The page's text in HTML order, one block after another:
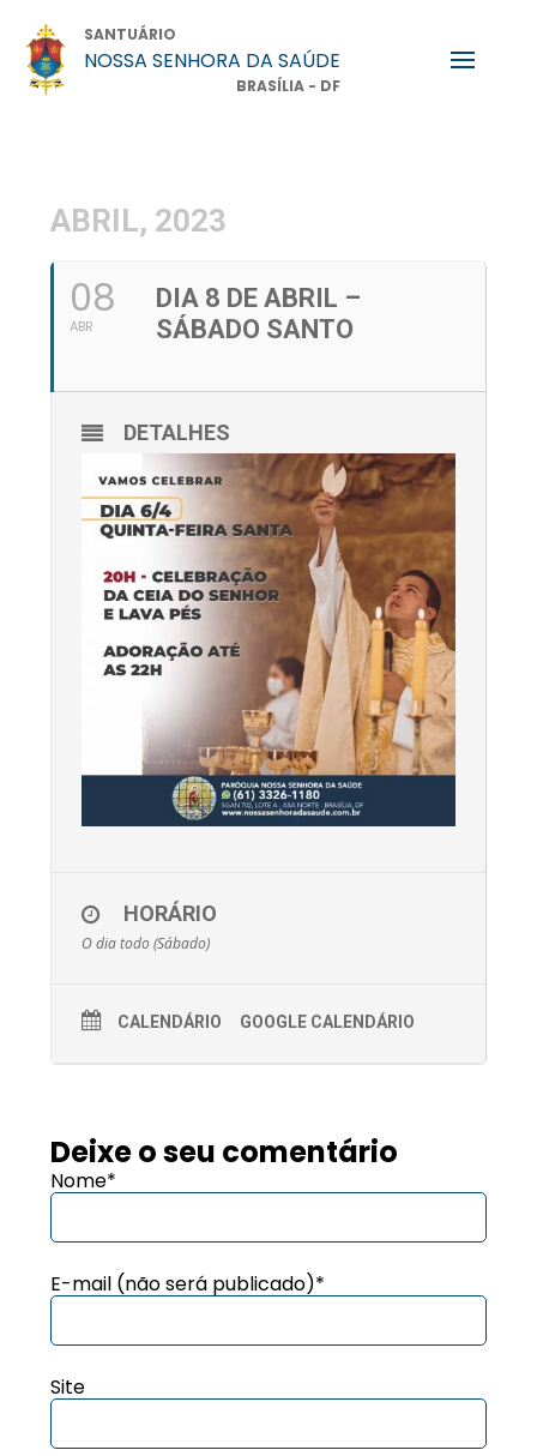
SANTUÁRIO
NOSSA SENHORA DA SAÚDE
BRASÍLIA - DF
ABRIL, 2023
08
ABR
DIA 8 DE ABRIL –
SÁBADO SANTO
DETALHES
HORÁRIO
O dia todo (Sábado)
CALENDÁRIO GOOGLE CALENDÁRIO
Deixe o seu comentário
Nome*
E-mail (não será publicado)*
Site